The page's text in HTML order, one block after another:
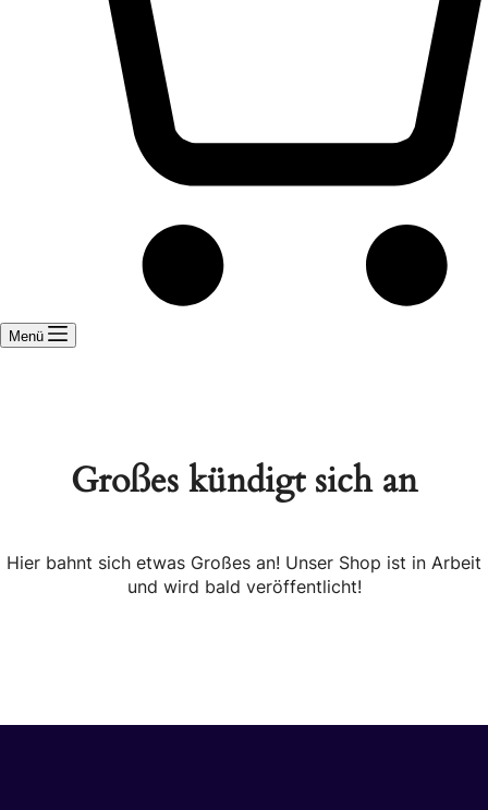
Menü
Großes kündigt sich an
Hier bahnt sich etwas Großes an! Unser Shop ist in Arbeit
und wird bald veröffentlicht!